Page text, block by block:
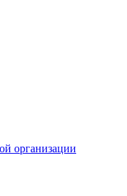
организации